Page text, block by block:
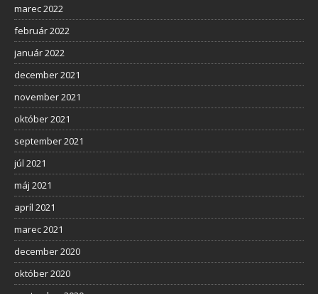
marec 2022
február 2022
január 2022
december 2021
november 2021
október 2021
september 2021
júl 2021
máj 2021
apríl 2021
marec 2021
december 2020
október 2020